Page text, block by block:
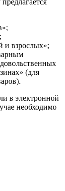
и взрослых»;
(для
в электронной
необходимо